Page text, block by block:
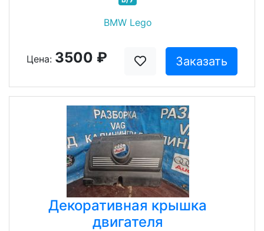
BMW Lego
Цена: 3500 ₽ Заказать
Декоративная крышка
двигателя